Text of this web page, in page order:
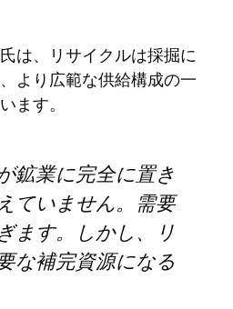
は、リサイクルは採掘に
より広範な供給構成の一
ます。
鉱業に完全に置き
ていません。需要
ます。しかし、リ
な補完資源になる